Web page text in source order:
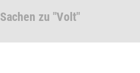
zu "Volt"